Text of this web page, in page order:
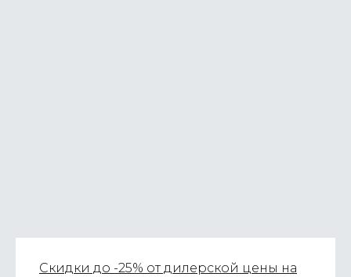
Скидки до -25% от дилерской цены на